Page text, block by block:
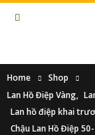
Home
Shop
Lan Hồ Điệp Vàng,
Lan hồ điệp khai
Chậu Lan Hồ Điệp